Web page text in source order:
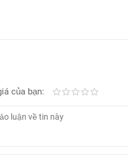
của bạn: Rất tốt
Trung bình
Fair
Kém